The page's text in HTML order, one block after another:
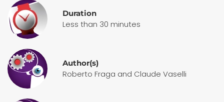
Duration
Less than 30 minutes
Author(s)
Roberto Fraga and Claude Vaselli